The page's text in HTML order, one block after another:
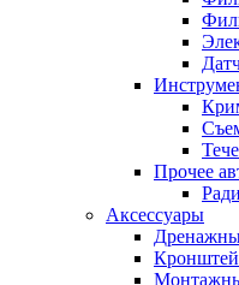
Прочее
Аксессуары